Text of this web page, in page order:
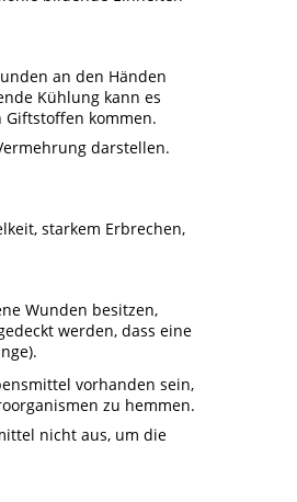
an den Händen
Kühlung kann es
kommen.
darstellen.
starkem Erbrechen,
Wunden besitzen,
werden, dass eine
vorhanden sein,
zu hemmen.
nicht aus, um die